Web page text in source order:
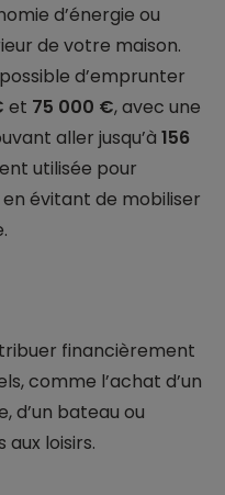
d’énergie ou
de votre maison.
d’emprunter
et 75 000 €, avec une
aller jusqu’à 156
utilisée pour
évitant de mobiliser
financièrement
comme l’achat d’un
d’un bateau ou
loisirs.